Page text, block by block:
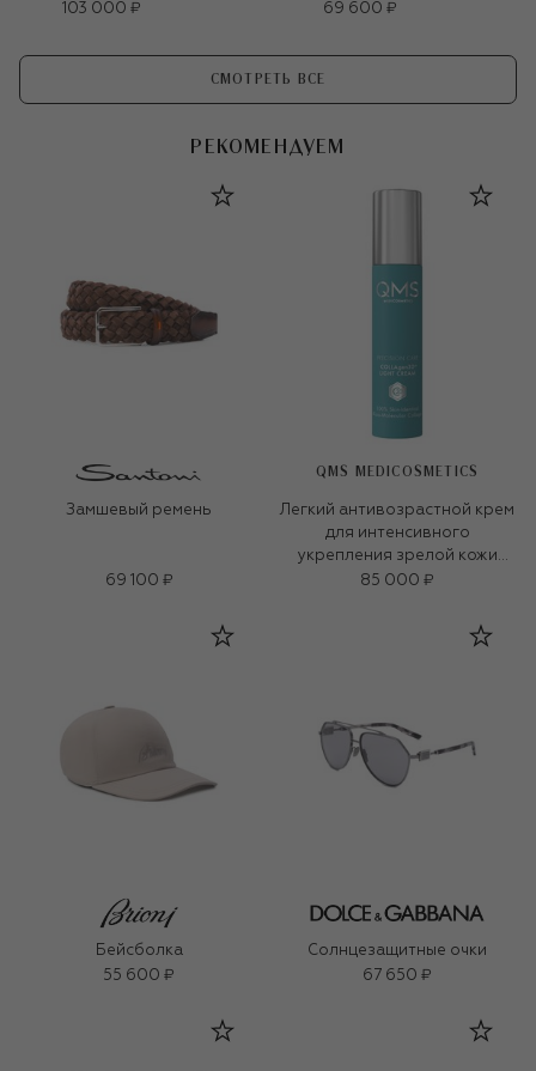
103 000 ₽
69 600 ₽
СМОТРЕТЬ ВСЕ
РЕКОМЕНДУЕМ
Замшевый ремень
69 100 ₽
QMS MEDICOSMETICS
Легкий антивозрастной крем
для интенсивного
укрепления зрелой кожи
«3D-коллаген» (50ml)
85 000 ₽
Бейсболка
55 600 ₽
Солнцезащитные очки
67 650 ₽